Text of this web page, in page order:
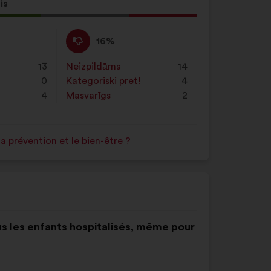
13
0
4
Nepiekrītu
:
16%
Šis
priekšlikums
tika
kvalificēts
kā:
Neizpildāms
: 14
reize(-
s)
Kategoriski pret!
: 4
reize(-
s)
Masvarīgs
: 2
reize(-
prévention et le bien-être ?
les enfants hospitalisés, même pour